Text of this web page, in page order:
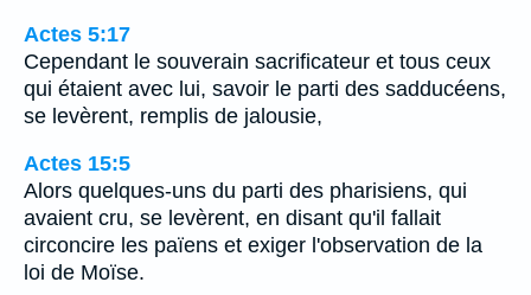
Actes 5:17
Cependant le souverain sacrificateur et tous ceux
qui étaient avec lui, savoir le parti des sadducéens,
se levèrent, remplis de jalousie,
Actes 15:5
Alors quelques-uns du parti des pharisiens, qui
avaient cru, se levèrent, en disant qu'il fallait
circoncire les païens et exiger l'observation de la
loi de Moïse.